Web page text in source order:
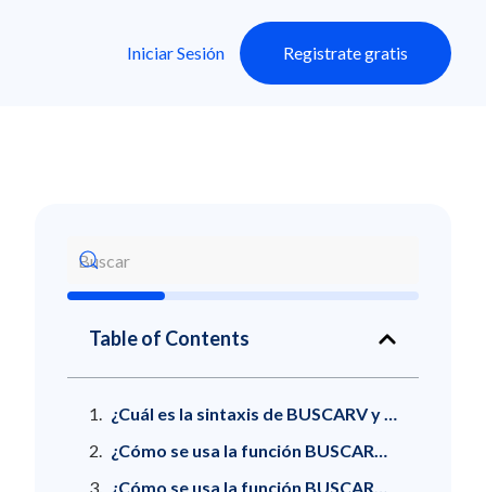
Iniciar Sesión Registrate gratis
Table of Contents
¿Cuál es la sintaxis de BUSCARV y qué significa cada argumento?
¿Cómo se usa la función BUSCARV paso a paso?
¿Cómo se usa la función BUSCARV con referencias absolutas?